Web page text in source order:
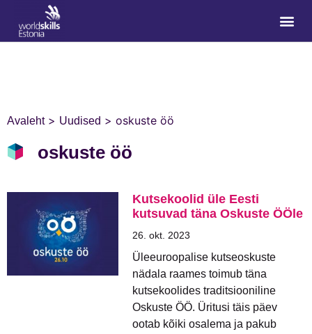
Avaleht> Uudised > oskuste öö
oskuste öö
Kutsekoolid üle Eesti
kutsuvad täna Oskuste ÖÖle
26. okt. 2023
Üleeuroopalise kutseoskuste
nädala raames toimub täna
kutsekoolides traditsiooniline
Oskuste ÖÖ. Üritusi täis päev
ootab kõiki osalema ja pakub